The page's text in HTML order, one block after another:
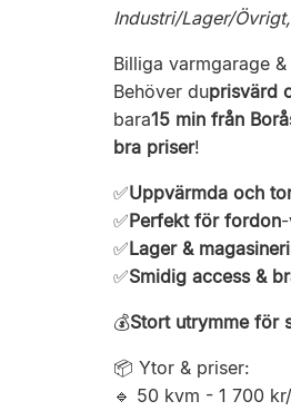
Industri/Lager/
Billiga varmgarage
Behöver duprisvärd
bara15 min från
bra priser!
✅Uppvärmda och
✅Perfekt för fordon
✅Lager &
✅Smidig access &
💰Stort utrymme för
📦 Ytor & priser:
🔹 50 kvm - 1 700